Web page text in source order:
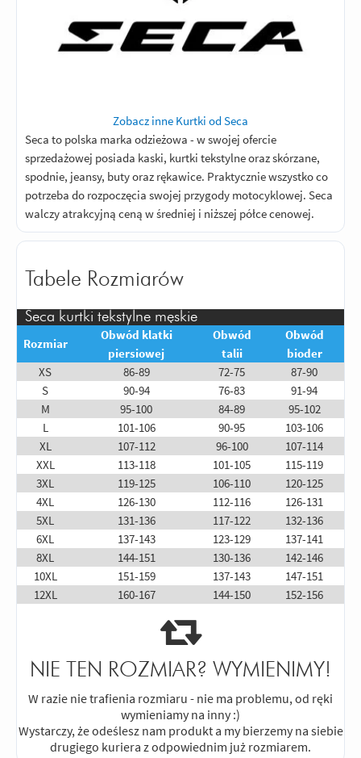
Zobacz inne Kurtki od Seca
Seca to polska marka odzieżowa - w swojej ofercie
sprzedażowej posiada kaski, kurtki tekstylne oraz skórzane,
spodnie, jeansy, buty oraz rękawice. Praktycznie wszystko co
potrzeba do rozpoczęcia swojej przygody motocyklowej. Seca
walczy atrakcyjną ceną w średniej i niższej półce cenowej.
Tabele Rozmiarów
Seca kurtki tekstylne męskie
Rozmiar
Obwód klatki
piersiowej
Obwód
talii
Obwód
bioder
XS
86-89 72-75
87-90
S
90-94 76-83
91-94
M
95-100 84-89
95-102
L
101-106 90-95
103-106
XL
107-112 96-100
107-114
XXL
113-118 101-105
115-119
3XL
119-125 106-110
120-125
4XL
126-130 112-116
126-131
5XL
131-136 117-122
132-136
6XL
137-143 123-129
137-141
8XL
144-151 130-136
142-146
10XL
151-159 137-143
147-151
12XL
160-167 144-150 152-156
NIE TEN ROZMIAR? WYMIENIMY!
W razie nie trafienia rozmiaru - nie ma problemu, od ręki
wymieniamy na inny :)
Wystarczy, że odeślesz nam produkt a my bierzemy na siebie
drugiego kuriera z odpowiednim już rozmiarem.